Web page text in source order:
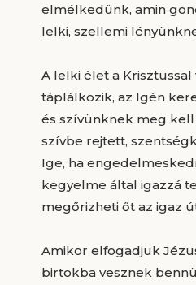
elmélkedünk, amin
lelki, szellemi
A lelki élet a
táplálkozik, az Igén
és szívünknek meg kell
szívbe rejtett,
Ige, ha
kegyelme által igazzá
megőrizheti őt az igaz
Amikor elfogadjuk
birtokba vesznek